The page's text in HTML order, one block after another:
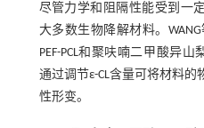
尽管力学和阻隔性能受到一
大多数生物降解材料。
PEF-PCL和聚呋喃二甲酸异山
通过调节ε-CL含量可将材料
性形变。